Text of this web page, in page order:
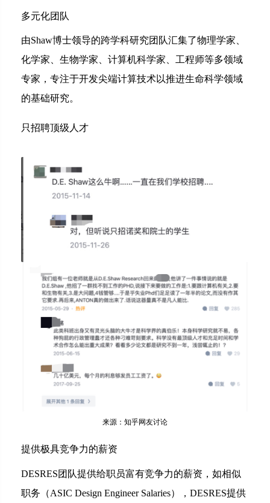
多元化团队
由Shaw博士领导的跨学科研究团队汇集了物理学家、
化学家、生物学家、计算机科学家、工程师等多领域
专家，专注于开发尖端计算技术以推进生命科学领域
的基础研究。
只招聘顶级人才
来源：知乎网友讨论
提供极具竞争力的薪资
DESRES团队提供给职员富有竞争力的薪资，如相似
职务（ASIC Design Engineer Salaries），DESRES提供